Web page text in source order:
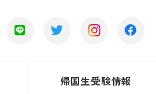
帰国生受験情報